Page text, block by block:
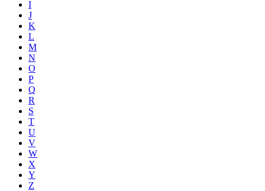
I
J
K
L
M
N
O
P
Q
R
S
T
U
V
W
X
Y
Z